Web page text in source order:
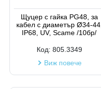
Щуцер с гайка PG48, за
кабел с диаметър Ø34-44,
IP68, UV, Scame /10бр/
Код: 805.3349
Виж повече